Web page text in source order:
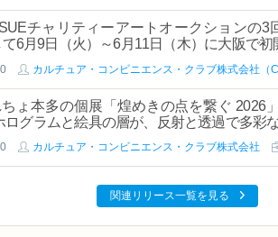
チャリティーアートオークションの3
6月9日（火）～6月11日（木）に大阪で初
カルチュア・コンビニエンス・クラブ株式会社（
ちょ本多の個展「煌めきの点を繋ぐ 2026
グラムと絵具の層が、反射と透過で多彩
カルチュア・コンビニエンス・クラブ株式会社
関連リリース一覧を見る